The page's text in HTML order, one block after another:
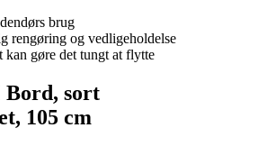
brug
rengøring og vedligeholdelse
gøre det tungt at flytte
sort
105 cm